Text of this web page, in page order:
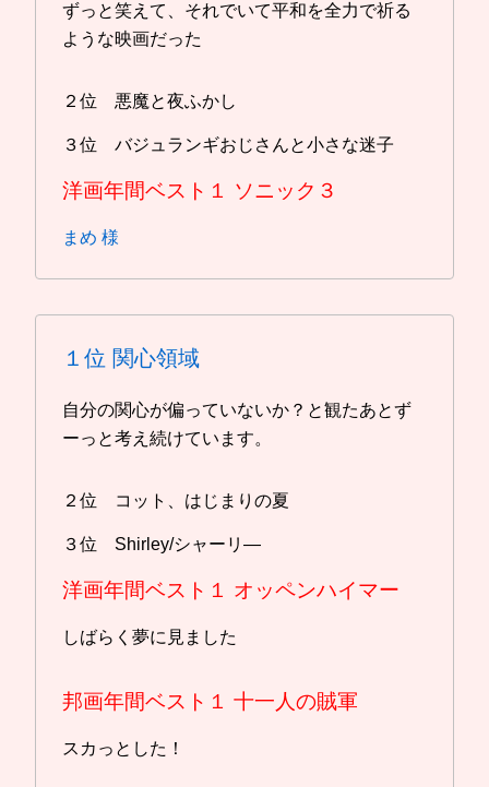
ずっと笑えて、それでいて平和を全力で祈る
ような映画だった
２位 悪魔と夜ふかし
３位 バジュランギおじさんと小さな迷子
洋画年間ベスト１ ソニック３
まめ 様
１位 関心領域
自分の関心が偏っていないか？と観たあとず
ーっと考え続けています。
２位 コット、はじまりの夏
３位 Shirley/シャーリ―
洋画年間ベスト１ オッペンハイマー
しばらく夢に見ました
邦画年間ベスト１ 十一人の賊軍
スカっとした！